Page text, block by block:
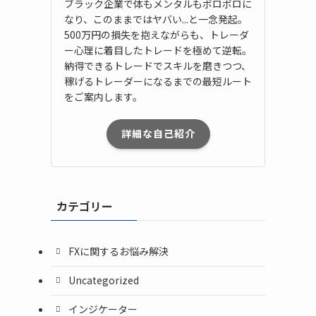
ブラック企業で体もメンタルもボロボロに
なり、このままではヤバい...と一念発起。
500万円の損失を抱えながらも、トレーダ
ー心理に着目したトレードを極めて逆転。
納得できるトレードでスキルを磨きつつ、
稼げるトレーダーになるまでの最短ルート
をご案内します。
詳細な自己紹介
カテゴリー
FXに関するお悩み解決
Uncategorized
インジケーター